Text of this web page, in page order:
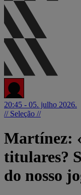
20:45 - 05. julho 2026.
// Seleção //
Martínez:
titulares?
do nosso